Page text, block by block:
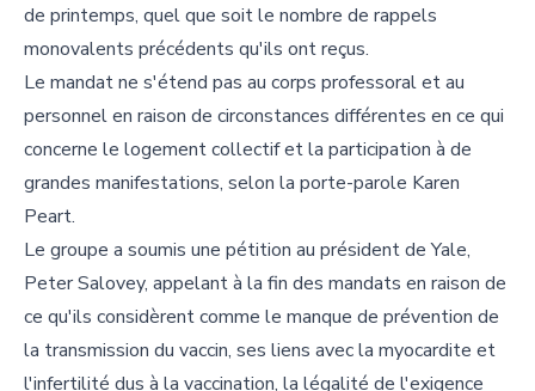
de printemps, quel que soit le nombre de rappels
monovalents précédents qu'ils ont reçus.
Le mandat ne s'étend pas au corps professoral et au
personnel en raison de circonstances différentes en ce qui
concerne le logement collectif et la participation à de
grandes manifestations, selon la porte-parole Karen
Peart.
Le groupe a soumis une pétition au président de Yale,
Peter Salovey, appelant à la fin des mandats en raison de
ce qu'ils considèrent comme le manque de prévention de
la transmission du vaccin, ses liens avec la myocardite et
l'infertilité dus à la vaccination, la légalité de l'exigence